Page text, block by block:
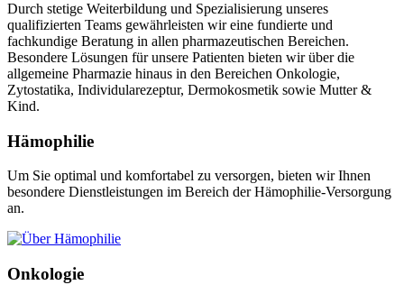
Durch stetige Weiterbildung und Spezialisierung unseres
qualifizierten Teams gewährleisten wir eine fundierte und
fachkundige Beratung in allen pharmazeutischen Bereichen.
Besondere Lösungen für unsere Patienten bieten wir über die
allgemeine Pharmazie hinaus in den Bereichen Onkologie,
Zytostatika, Individularezeptur, Dermokosmetik sowie Mutter &
Kind.
Hämophilie
Um Sie optimal und komfortabel zu versorgen, bieten wir Ihnen
besondere Dienstleistungen im Bereich der Hämophilie-Versorgung
an.
Onkologie